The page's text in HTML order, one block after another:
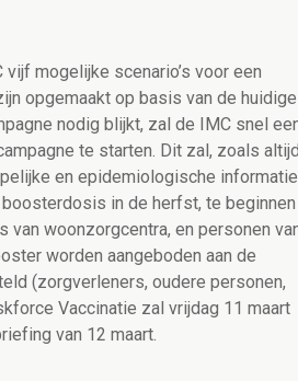
mogelijke scenario’s voor een
opgemaakt op basis van de huidige
nodig blijkt, zal de IMC snel
te starten. Dit zal, zoals
en epidemiologische
in de herfst, te beginnen
woonzorgcentra, en personen
worden aangeboden aan de
(zorgverleners, oudere personen,
Vaccinatie zal vrijdag 11 maart
van 12 maart.